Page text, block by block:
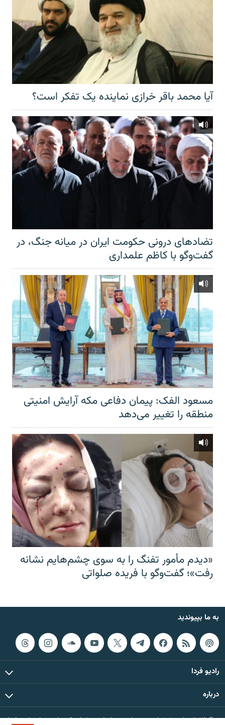
آیا محمد باقر خرازی نماینده یک تفکر است؟
تضادهای درونی حکومت ایران در میانه جنگ، در
گفت‌‌وگو با کاظم علمداری
مسعود الفک: پیمان دفاعی مکه آرایش امنیتی
منطقه را تغییر می‌دهد
«دیدم مأمور تفنگ را به سوی چشم‌هایم نشانه
رفت»؛ گفت‌و‌گو با فریده صلواتی
به ما بپیوندید
رادیو فردا
درباره
© ۲۰۲۶ تمام حقوق این وب‌سایت، بر اساس مقررات کپی‌رایت، برای رادیو فردا